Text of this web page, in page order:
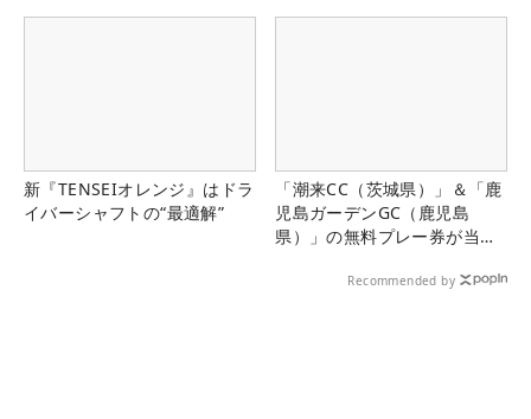
新『TENSEIオレンジ』はドラ
イバーシャフトの“最適解”
「潮来CC（茨城県）」＆「鹿
児島ガーデンGC（鹿児島
県）」の無料プレー券が当た
Recommended by